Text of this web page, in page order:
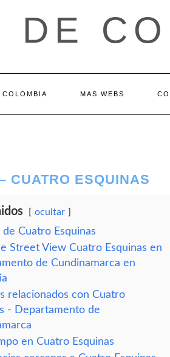
DE
MAS WEBS
CUATRO ESQUINAS
ocultar
de Cuatro Esquinas
Street View Cuatro Esquinas en
de Cundinamarca en
relacionados con Cuatro
- Departamento de
en Cuatro Esquinas